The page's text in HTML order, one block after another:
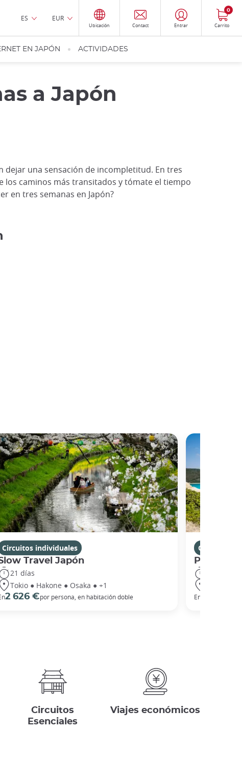
ES EUR
Ubicación Contact Entrar Carrito
0
EN JAPÓN ACTIVIDADES
a Japón
una sensación de incompletitud. En tres
los caminos más transitados y tómate el tiempo
en tres semanas en Japón?
Circuitos individuales
Travel Japón
21 días
Tokio ● Hakone ● Osaka ● +1
2 626 €por persona, en habitación doble
Circuitos
Playas
En
Circuitos
Esenciales
Viajes económicos